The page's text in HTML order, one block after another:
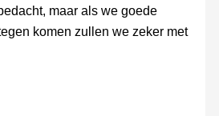
maar als we goede
komen zullen we zeker met